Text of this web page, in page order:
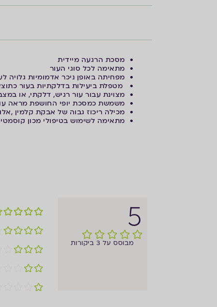
מסכת הרגעה מיידית
מתאימה לכל סוגי העור
מפחיתה באופן ניכר אדמומיות גלויה
מטפלת ביעילות בדלקתיות בעור
מצוינת עבור עור רגיש, דלקתי, או
משמשת כמסכת יופי החושפת מראה
מכילה ריכוז גבוה של אבקת קלמין
מתאימה לשימוש בטיפולי מכון
5
מבוסס על 3 ביקורות